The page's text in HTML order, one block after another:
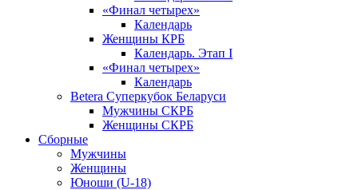
«Финал четырех»
Календарь
Женщины КРБ
Календарь. Этап I
«Финал четырех»
Календарь
Betera Суперкубок Беларуси
Мужчины СКРБ
Женщины СКРБ
Сборные
Мужчины
Женщины
Юноши (U-18)